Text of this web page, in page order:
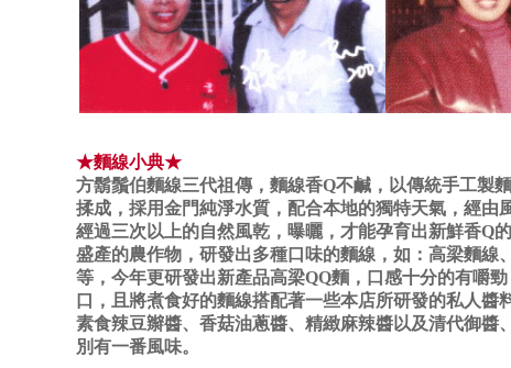
★麵線小典★
方鬍鬚伯麵線三代祖傳，麵線香Q不鹹，以傳統手工製
揉成，採用金門純淨水質，配合本地的獨特天氣，經由
經過三次以上的自然風乾，曝曬，才能孕育出新鮮香Q
盛產的農作物，研發出多種口味的麵線，如：高梁麵線
等，今年更研發出新產品高梁QQ麵，口感十分的有嚼
口，且將煮食好的麵線搭配著一些本店所研發的私人醬
素食辣豆辮醬、香菇油蔥醬、精緻麻辣醬以及清代御醬
別有一番風味。